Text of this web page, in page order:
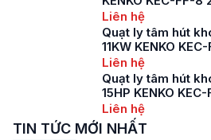
Liên hệ
Quạt ly tâm hút
11KW KENKO
Liên hệ
Quạt ly tâm hút
15HP KENKO
Liên hệ
TIN TỨC MỚI NHẤT